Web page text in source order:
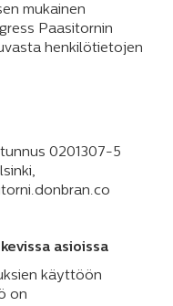
mukainen
Paasitornin
henkilötietojen
0201307-5
asioissa
käyttöön
on